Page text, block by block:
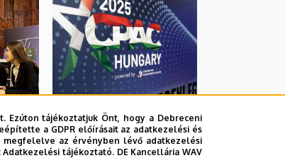
tájékoztatjuk Önt, hogy a Debreceni
a GDPR előírásait az adatkezelési és
az érvényben lévő adatkezelési
Adatkezelési tájékoztató. DE Kancellária WAV